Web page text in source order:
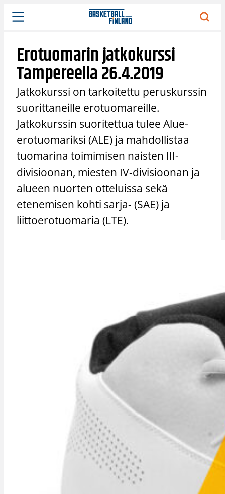
Siirry
sisältöön
Erotuomarin jatkokurssi
Tampereella 26.4.2019
Jatkokurssi on tarkoitettu peruskurssin
suorittaneille erotuomareille.
Jatkokurssin suoritettua tulee Alue-
erotuomariksi (ALE) ja mahdollistaa
tuomarina toimimisen naisten III-
divisioonan, miesten IV-divisioonan ja
alueen nuorten otteluissa sekä
etenemisen kohti sarja- (SAE) ja
liittoerotuomaria (LTE).